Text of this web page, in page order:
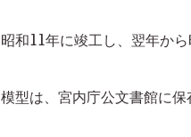
昭和11年に竣工し、翌年か
模型は、宮内庁公文書館に